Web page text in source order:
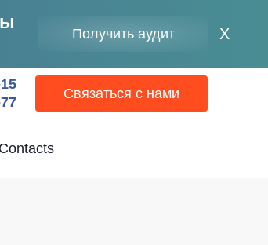
Получить аудит XClose
Contacts
Связаться с нами